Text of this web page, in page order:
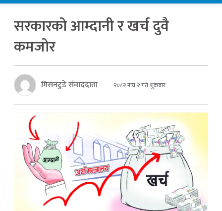
सरकारको आम्दानी र खर्च दुवै
कमजोर
मिसनटुडे संवाददाता २०८२ माघ २ गते शुक्रबार